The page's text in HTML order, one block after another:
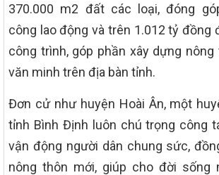
370.000 m2 đất các loại, đóng
công lao động và trên 1.012 tỷ đồng
công trình, góp phần xây dựng
văn minh trên địa bàn tỉnh.
Đơn cử như huyện Hoài Ân, một
tỉnh Bình Định luôn chú trọng công
vận động người dân chung sức,
nông thôn mới, giúp cho đời sống